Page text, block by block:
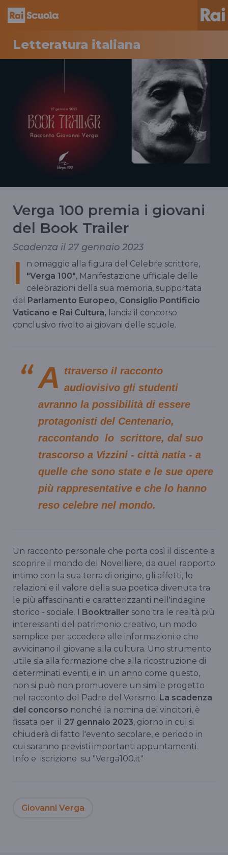
Letteratura italiana
Verga 100 premia i giovani
del Book Trailer
Scadenza il 27 gennaio 2023
I
n omaggio alla figura del Celebre scrittore,
"Verga 100", Manifestazione ufficiale delle
celebrazioni della sua memoria, supportata
dal
Parlamento Europeo, Consiglio Pontificio
Vaticano e Rai Cultura, lancia il concorso
conclusivo rivolto ai giovani delle scuole.
A ttraverso il racconto
audiovisivo gli studenti
avranno la possibilità di essere
protagonisti del Centenario,
raccontando lo scrittore, dal suo
trascorso a Vizzini - città natia - a
quelle che sono state e le sue opere
più rappresentative e che lo hanno
reso celebre nel mondo.
Un racconto personale che porta così il discente a
scoprire il mondo del Novelliere, da quel rapporto
intimo con la sua terra di origine, gli affetti, le
relazioni e il valore della sua poetica divenuta tra
le più affascinanti e caratterizzanti nell'indagine
storico - sociale. I
Booktrailer sono tra le realtà più
interessanti del patrimonio creativo, un modo
semplice per accedere alle informazioni e che
avvicinano il giovane alla cultura. Uno strumento
utile sia alla formazione che alla ricostruzione di
determinati eventi, e in un anno come questo,
non si può non promuovere un simile progetto
nel racconto del Padre del Verismo. La scadenza
del concorso nonché la nomina dei vincitori, è
fissata per il 27 gennaio 2023, giorno in cui si
chiuderà di fatto l'evento secolare, e periodo in
cui saranno previsti importanti appuntamenti.
Info e iscrizione su "Verga100.it"
Giovanni Verga